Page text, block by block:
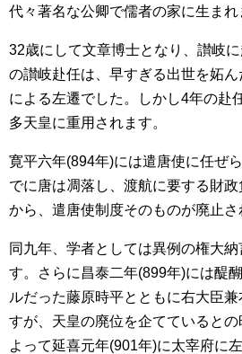
代々著名な公卿で儒者の家に生まれ
32歳にして文章博士となり、讃岐
の讃岐赴任は、早すぎる出世を妬
による左遷でした。しかし4年の赴
多天皇に重用されます。
寛平六年(894年)には遣唐使に任ぜ
でに唐は凋落し、渡航に要する財
から、遣唐使制度そのものが廃止さ
同九年、学者としては異例の権大
す。さらに昌泰二年(899年)には醍
ルだった藤原時平とともに右大臣
すが、天皇の廃位を企てていると
よって延喜元年(901年)に太宰府に